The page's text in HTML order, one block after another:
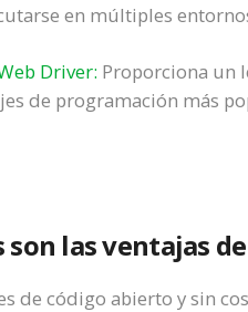
en múltiples
Driver: Proporciona un
de programación más
son las ventajas
de código abierto y sin